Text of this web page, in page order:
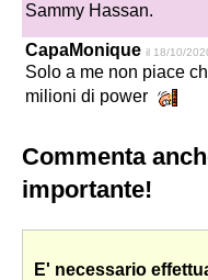
Sammy Hassan.
CapaMonique il 18/10/
Solo a me non piace
milioni di power
Commenta
importante!
E' necessario